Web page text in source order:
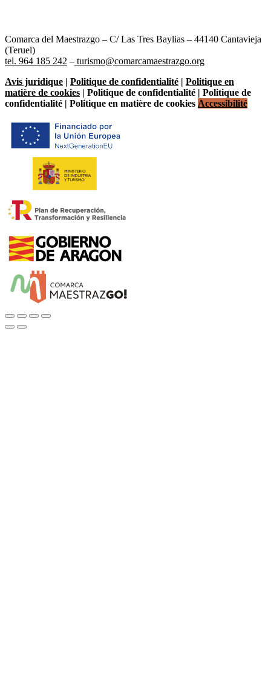
Comarca del Maestrazgo – C/ Las Tres Baylias – 44140 Cantavieja
(Teruel)
tel. 964 185 242 – turismo@comarcamaestrazgo.org
Avis juridique | Politique de confidentialité | Politique en
matière de cookies | Politique de confidentialité | Politique de
confidentialité | Politique en matière de cookies Accessibilité